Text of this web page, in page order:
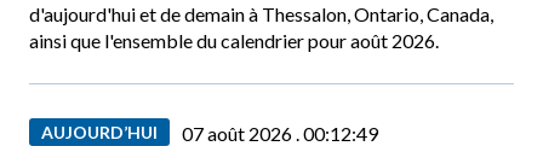
d'aujourd'hui et de demain à Thessalon, Ontario, Canada,
ainsi que l'ensemble du calendrier pour août 2026.
AUJOURD’HUI 07 août 2026 .00:12:50